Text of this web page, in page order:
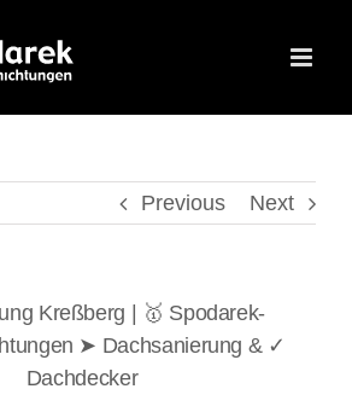
Previous Next
Kreßberg | 🥇 Spodarek-
➤ Dachsanierung & ✓
Dachdecker